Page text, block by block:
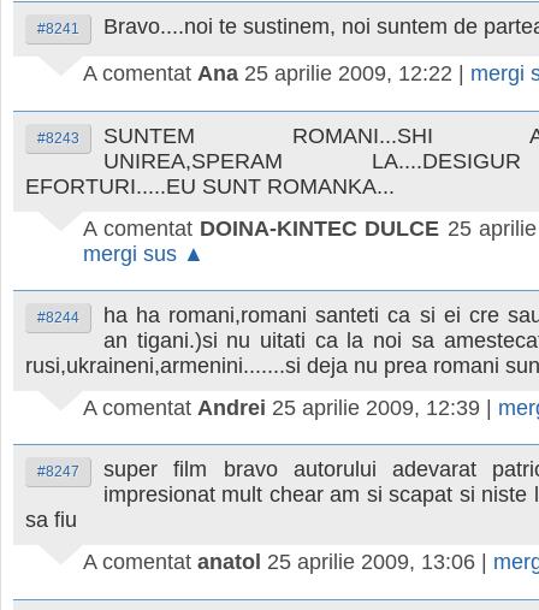
#8241
Bravo....noi te sustinem, noi suntem de
A comentat Ana 25 aprilie 2009, 12:22 mergi
#8243
SUNTEM ROMANI...SHI
UNIREA,SPERAM
EFORTURI.....EU SUNT ROMANKA...
A comentat DOINA-KINTEC DULCE 25
mergi sus ▲
#8244
ha ha romani,romani santeti ca si ei cre
an tigani.)si nu uitati ca la noi sa
rusi,ukraineni,armenini.......si deja nu prea romani
A comentat Andrei 25 aprilie 2009, 12:39 |
#8247
super film bravo autorului adevarat
impresionat mult chear am si scapat si niste
sa fiu
A comentat anatol 25 aprilie 2009, 13:06